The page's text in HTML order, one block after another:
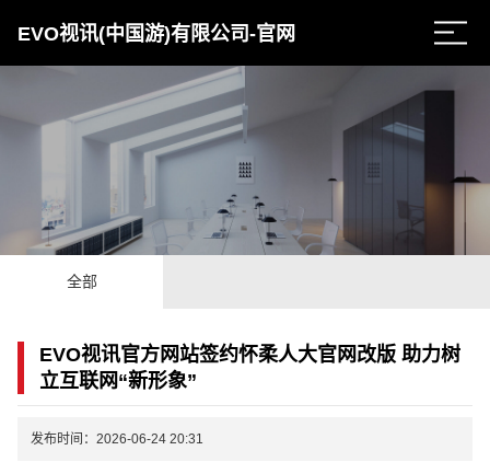
EVO视讯(中国游)有限公司-官网
全部
EVO视讯官方网站签约怀柔人大官网改版 助力树
立互联网“新形象”
发布时间：2026-06-24 20:31